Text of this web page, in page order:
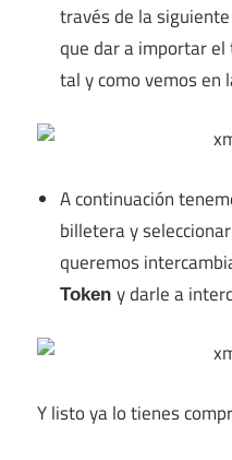
través de la
que dar a importar
tal y como vemos en
A continuación
billetera y
queremos
Tokeny darle a
Y listo ya lo tienes